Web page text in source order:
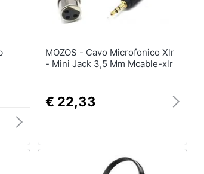
tutti
MOZOS - Cavo Microfonico Xlr
- Mini Jack 3,5 Mm Mcable-xlr
€ 22,33